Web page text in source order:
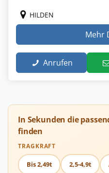
HILDEN
Mehr
Anrufen
In Sekunden die
finden
TRAGKRAFT
Bis 2,49t 2,5-4,9t